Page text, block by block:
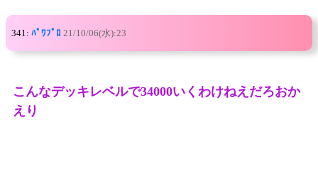
341: ﾊﾟﾜﾌﾟﾛ 21/10/06(水):23
こんなデッキレベルで34000いくわけねえだろおか
えり